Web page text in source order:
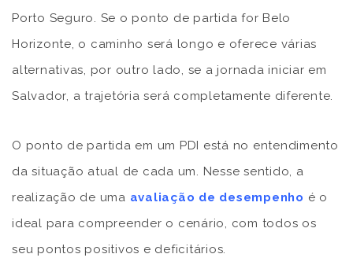
Porto Seguro. Se o ponto de partida for Belo
Horizonte, o caminho será longo e oferece várias
alternativas, por outro lado, se a jornada iniciar em
Salvador, a trajetória será completamente diferente.
O ponto de partida em um PDI está no entendimento
da situação atual de cada um. Nesse sentido, a
realização de uma avaliação de desempenho é o
ideal para compreender o cenário, com todos os
seu pontos positivos e deficitários.